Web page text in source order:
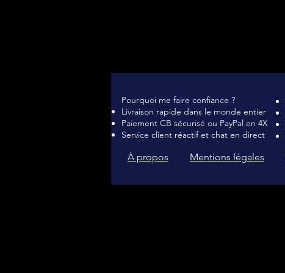
Pourquoi me faire confiance ?
Livraison rapide dans le monde entier
Paiement CB sécurisé ou PayPal en 4X
Service client réactif et chat en direct
À propos Mentions légales